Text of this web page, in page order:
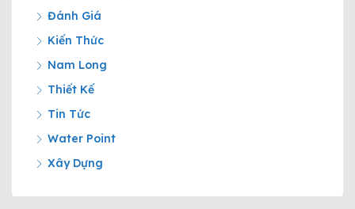
Đánh Giá
Kiến Thức
Nam Long
Thiết Kế
Tin Tức
Water Point
Xây Dựng